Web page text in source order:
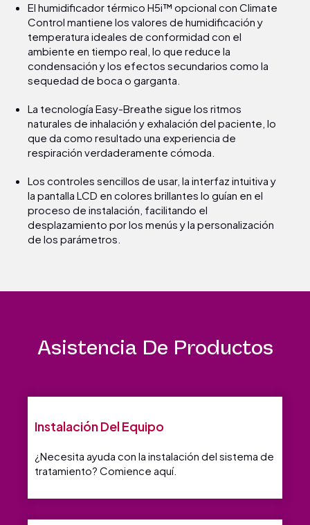
El humidificador térmico H5i™ opcional con Climate
Control mantiene los valores de humidificación y
temperatura ideales de conformidad con el
ambiente en tiempo real, lo que reduce la
condensación y los efectos secundarios como la
sequedad de boca o garganta.
La tecnología Easy-Breathe sigue los ritmos
naturales de inhalación y exhalación del paciente, lo
que da como resultado una experiencia de
respiración verdaderamente cómoda.
Los controles sencillos de usar, la interfaz intuitiva y
la pantalla LCD en colores brillantes lo guían en el
proceso de instalación, facilitando el
desplazamiento por los menús y la personalización
de los parámetros.
Asistencia De Productos
Instalación Del Equipo
¿Necesita ayuda con la instalación del sistema de
tratamiento? Comience aquí.